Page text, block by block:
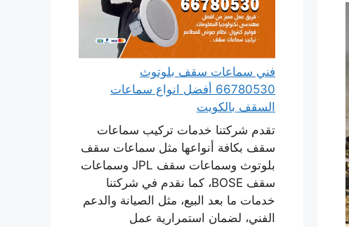
فني سماعات سقف بلوتوث
66780530 أفضل انواع سماعات
السقف بالكويت
تقدم شركتنا خدمات تركيب سماعات
سقف بكافة أنواعها مثل سماعات سقف
بلوتوث وسماعات سقف JPL وسماعات
سقف BOSE، كما نقدم في شركتنا
خدمات ما بعد البيع، مثل الصيانة والدعم
الفني، لضمان استمرارية عمل